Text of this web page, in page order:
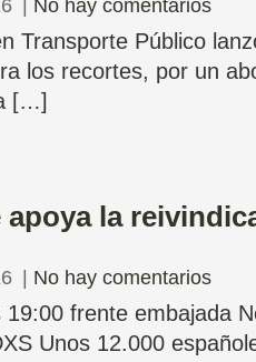
No hay comentarios
Transporte Público
los recortes, por un
[…]
apoya la
No hay comentarios
frente embajada
Unos 12.000